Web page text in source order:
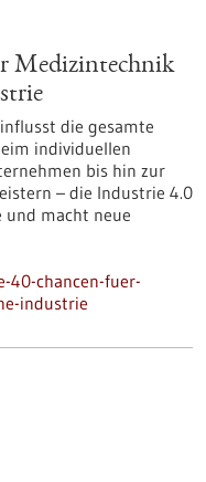
Medizintechnik
die gesamte
individuellen
bis hin zur
– die Industrie 4.0
macht neue
chancen-fuer-
industrie